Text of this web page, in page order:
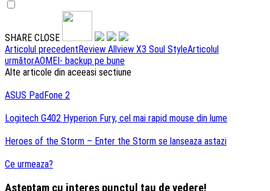
SHARE CLOSE
Navigare
articole
Articolul precedentReview Allview X3 Soul StyleArticolul
următorAOMEI- backup pe bune
Alte articole din aceeasi sectiune
ASUS PadFone 2
Logitech G402 Hyperion Fury, cel mai rapid mouse din lume
Heroes of the Storm – Enter the Storm se lanseaza astazi
Ce urmeaza?
Asteptam cu interes punctul tau de vedere!